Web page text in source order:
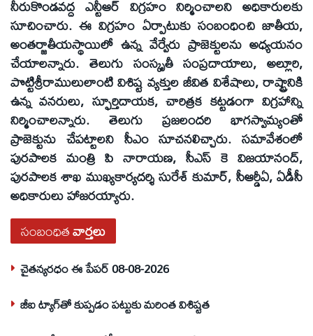
నీరుకొండవద్ద ఎన్టీఆర్‌ విగ్రహం నిర్మించాలని అధికారులకు
సూచించారు. ఈ విగ్రహం ఏర్పాటుకు సంబంధించి జాతీయ,
అంతర్జాతీయస్థాయిలో ఉన్న వేర్వేరు ప్రాజెక్టులను అధ్యయనం
చేయాలన్నారు. తెలుగు సంస్కృతీ సంప్రదాయాలు, అల్లూరి,
పొట్టిశ్రీరాములులాంటి విశిష్ట వ్యక్తుల జీవిత విశేషాలు, రాష్ట్రానికి
ఉన్న వనరులు, స్ఫూర్తిదాయక, చారిత్రక కట్టడంగా విగ్రహాన్ని
నిర్మించాలన్నారు. తెలుగు ప్రజలందరి భాగస్వామ్యంతో
ప్రాజెక్టును చేపట్టాలని సీఎం సూచనలిచ్చారు. సమావేశంలో
పురపాలక మంత్రి పి నారాయణ, సీఎస్‌ కె విజయానంద్‌,
పురపాలక శాఖ ముఖ్యకార్యదర్శి సురేశ్‌ కుమార్‌, సీఆర్డీఏ, ఏడీసీ
అధికారులు హాజరయ్యారు.
సంబంధితవార్తలు
చైతన్యరధం ఈ పేపర్ 08-08-2026
జీఐ ట్యాగ్‌తో కుప్పడం పట్టుకు మరింత విశిష్టత